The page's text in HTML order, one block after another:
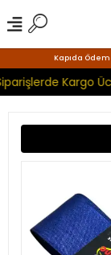
Kapıda
Kargo